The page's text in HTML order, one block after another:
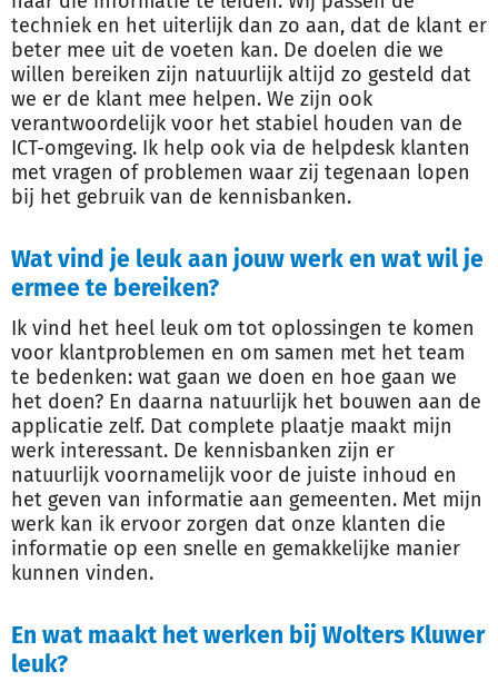
techniek en het uiterlijk dan zo aan, dat de klant er
beter mee uit de voeten kan. De doelen die we
willen bereiken zijn natuurlijk altijd zo gesteld dat
we er de klant mee helpen. We zijn ook
verantwoordelijk voor het stabiel houden van de
ICT-omgeving. Ik help ook via de helpdesk klanten
met vragen of problemen waar zij tegenaan lopen
bij het gebruik van de kennisbanken.
Wat vind je leuk aan jouw werk en wat wil je
ermee te bereiken?
Ik vind het heel leuk om tot oplossingen te komen
voor klantproblemen en om samen met het team
te bedenken: wat gaan we doen en hoe gaan we
het doen? En daarna natuurlijk het bouwen aan de
applicatie zelf. Dat complete plaatje maakt mijn
werk interessant. De kennisbanken zijn er
natuurlijk voornamelijk voor de juiste inhoud en
het geven van informatie aan gemeenten. Met mijn
werk kan ik ervoor zorgen dat onze klanten die
informatie op een snelle en gemakkelijke manier
kunnen vinden.
En wat maakt het werken bij Wolters Kluwer
leuk?